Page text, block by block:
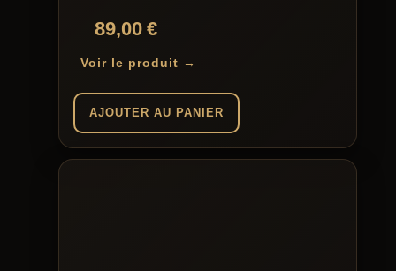
89,00€
Voir le produit →
AJOUTER AU PANIER